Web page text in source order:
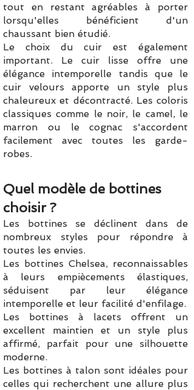
tout en restant agréables à porter
lorsqu'elles bénéficient d'un
chaussant bien étudié.
Le choix du cuir est également
important. Le cuir lisse offre une
élégance intemporelle tandis que le
cuir velours apporte un style plus
chaleureux et décontracté. Les coloris
classiques comme le noir, le camel, le
marron ou le cognac s'accordent
facilement avec toutes les garde-
robes.
Quel modèle de bottines
choisir ?
Les bottines se déclinent dans de
nombreux styles pour répondre à
toutes les envies.
Les bottines Chelsea, reconnaissables
à leurs empiècements élastiques,
séduisent par leur élégance
intemporelle et leur facilité d'enfilage.
Les bottines à lacets offrent un
excellent maintien et un style plus
affirmé, parfait pour une silhouette
moderne.
Les bottines à talon sont idéales pour
celles qui recherchent une allure plus